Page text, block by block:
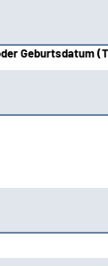
Geburtsdatum